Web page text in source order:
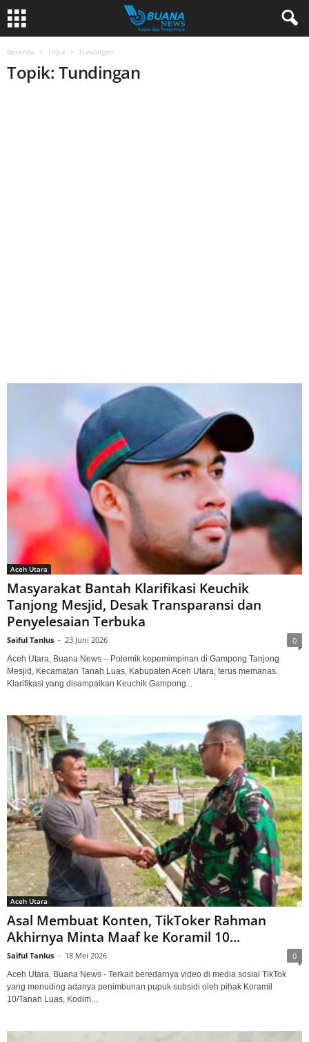
Beranda Topik Tundingan
Topik: Tundingan
Aceh Utara
Masyarakat Bantah Klarifikasi Keuchik
Tanjong Mesjid, Desak Transparansi dan
Penyelesaian Terbuka
Saiful Tanlus - 23 Juni 2026 0
Aceh Utara, Buana News – Polemik kepemimpinan di Gampong Tanjong
Mesjid, Kecamatan Tanah Luas, Kabupaten Aceh Utara, terus memanas.
Klarifikasi yang disampaikan Keuchik Gampong...
Aceh Utara
Asal Membuat Konten, TikToker Rahman
Akhirnya Minta Maaf ke Koramil 10...
Saiful Tanlus - 18 Mei 2026 0
Aceh Utara, Buana News - Terkait beredarnya video di media sosial TikTok
yang menuding adanya penimbunan pupuk subsidi oleh pihak Koramil
10/Tanah Luas, Kodim...